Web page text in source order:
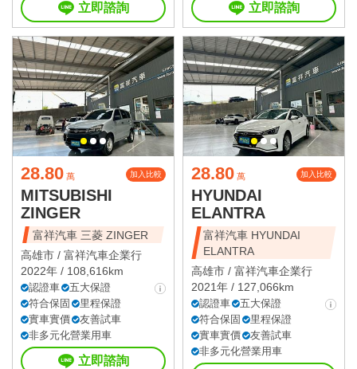
立即諮詢 立即諮詢
28.80 萬 加入比較
MITSUBISHI
ZINGER
富祥汽車 三菱 ZINGER
高雄市 / 富祥汽車企業行
2022年 / 108,616km
認證車
五大保證
符合保固
里程保證
實車實價
友善試車
非多元化營業用車
立即諮詢
28.80 萬 加入比較
HYUNDAI
ELANTRA
富祥汽車 HYUNDAI
ELANTRA
高雄市 / 富祥汽車企業行
2021年 / 127,066km
認證車
五大保證
符合保固
里程保證
實車實價
友善試車
非多元化營業用車